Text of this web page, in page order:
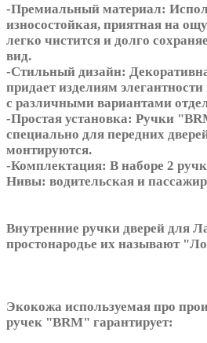
-Премиальный материал:
износостойкая, приятная на
легко чистится и долго
вид.
-Стильный дизайн:
придает изделиям
с различными вариантами
-Простая установка: Ручки
специально для передних
монтируются.
-Комплектация: В наборе 2
Нивы: водительская и
Внутренние ручки дверей для
простонародье их называют
Экокожа используемая про
ручек "BRM" гарантирует: